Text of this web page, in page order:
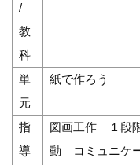
/
教
科
単
元
紙で作ろう
指
導
図画工作 １段
動 コミュニケ